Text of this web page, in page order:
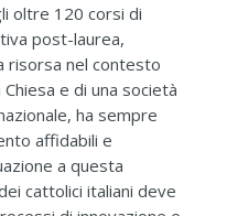
oltre 120 corsi di
post-laurea,
risorsa nel contesto
e di una società
ha sempre
affidabili e
a questa
cattolici italiani deve